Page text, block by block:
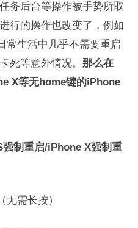
务后台等操作被手势所取
行的操作也改变了，例如
常生活中几乎不需要重启
死等意外情况。 那么在
X等无home键的iPhone
制重启/iPhone X强制重
需长按）